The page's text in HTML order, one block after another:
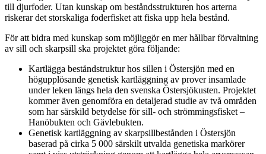
till djurfoder. Utan kunskap om beståndsstrukturen hos arterna
riskerar det storskaliga foderfisket att fiska upp hela bestånd.
För att bidra med kunskap som möjliggör en mer hållbar förvaltning
av sill och skarpsill ska projektet göra följande:
Kartlägga beståndstruktur hos sillen i Östersjön med en
högupplösande genetisk kartläggning av prover insamlade
under leken längs hela den svenska Östersjökusten. Projektet
kommer även genomföra en detaljerad studie av två områden
som har särskild betydelse för sill- och strömmingsfisket –
Hanöbukten och Gävlebukten.
Genetisk kartläggning av skarpsillbestånden i Östersjön
baserad på cirka 5 000 särskilt utvalda genetiska markörer